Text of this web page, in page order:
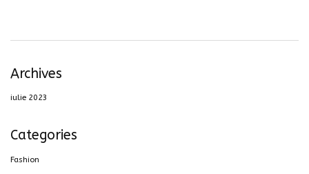
Archives
iulie 2023
Categories
Fashion